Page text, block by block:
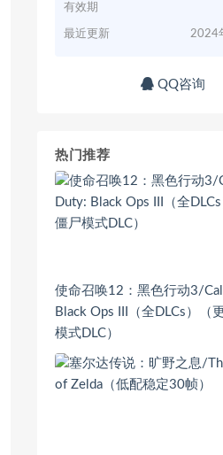
有效期
最近更新 2024
QQ咨询
热门推荐
使命召唤12：黑色行动3/
Black Ops III（全DLCs）（
模式DLC）